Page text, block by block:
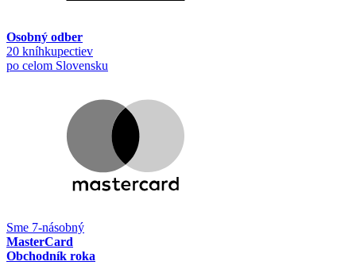
Osobný odber
20 kníhkupectiev
po celom Slovensku
Sme 7-násobný
MasterCard
Obchodník roka